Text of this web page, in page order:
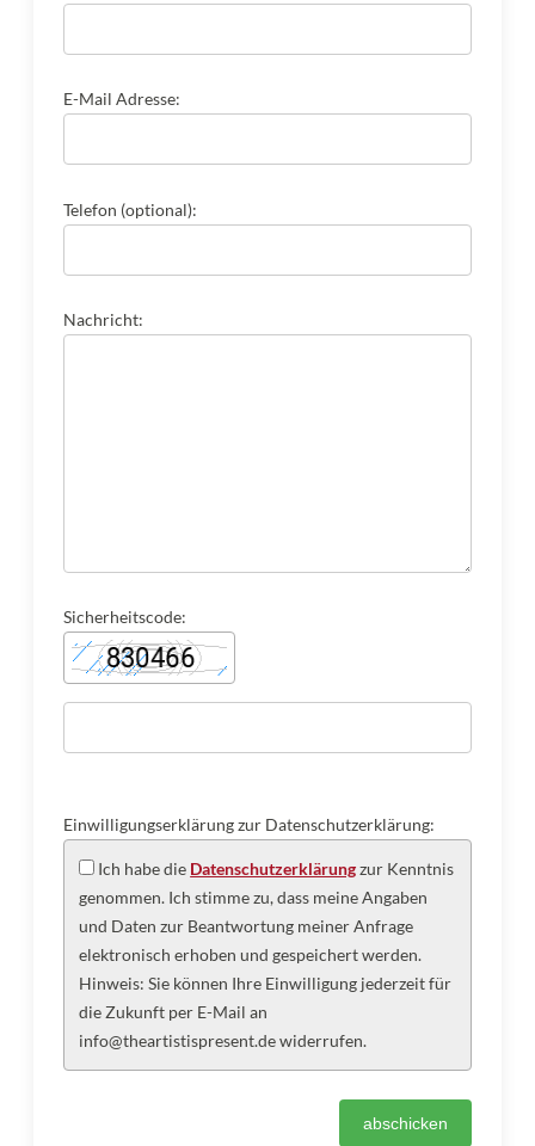
E-Mail Adresse:
Telefon (optional):
Nachricht:
Sicherheitscode:
Einwilligungserklärung zur Datenschutzerklärung:
Ich habe die Datenschutzerklärungzur Kenntnis
genommen. Ich stimme zu, dass meine Angaben
und Daten zur Beantwortung meiner Anfrage
elektronisch erhoben und gespeichert werden.
Hinweis: Sie können Ihre Einwilligung jederzeit für
die Zukunft per E-Mail an
info@theartistispresent.de widerrufen.